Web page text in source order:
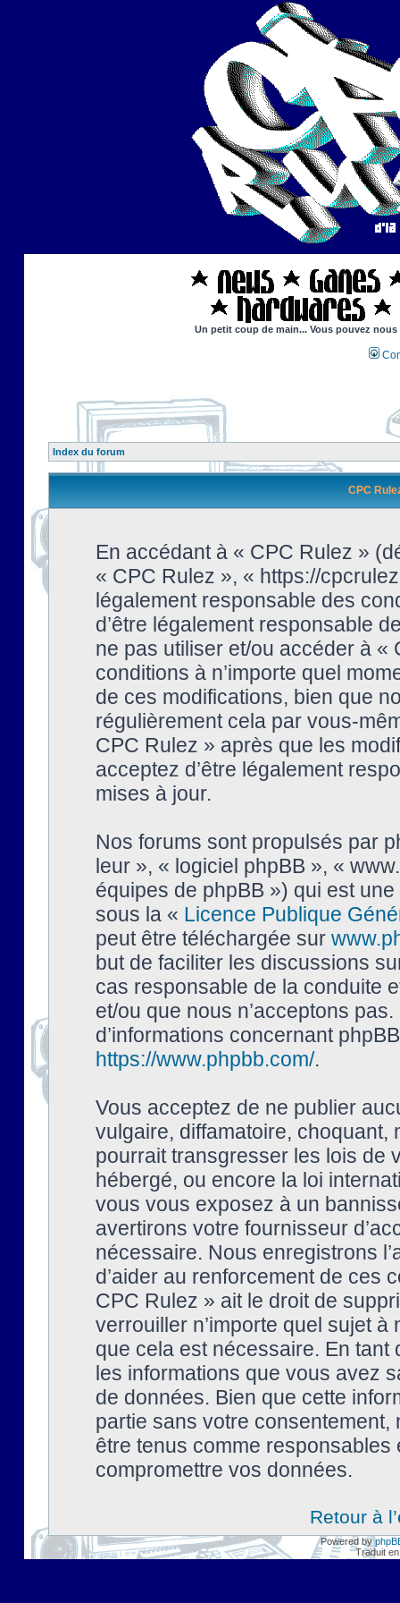
Un petit coup de main... Vous pouvez
Index du forum
CPC
En accédant à « CPC Rulez »
« CPC Rulez », « https://
légalement responsable des
d’être légalement responsable
ne pas utiliser et/ou accéder à
conditions à n’importe quel
de ces modifications, bien que
régulièrement cela par vous-
CPC Rulez » après que les
acceptez d’être légalement
mises à jour.
Nos forums sont propulsés par
leur », « logiciel phpBB », «
équipes de phpBB ») qui est
sous la « Licence Publique
peut être téléchargée sur
but de faciliter les discussions
cas responsable de la conduite
et/ou que nous n’acceptons
d’informations concernant
https://www.phpbb.com/.
Vous acceptez de ne publier
vulgaire, diffamatoire, choquant,
pourrait transgresser les lois de
hébergé, ou encore la loi
vous vous exposez à un
avertirons votre fournisseur
nécessaire. Nous enregistrons
d’aider au renforcement de ces
CPC Rulez » ait le droit de
verrouiller n’importe quel sujet à
que cela est nécessaire. En tant
les informations que vous avez
de données. Bien que cette
partie sans votre
être tenus comme
compromettre vos données.
Retour à
Powered by
Traduit